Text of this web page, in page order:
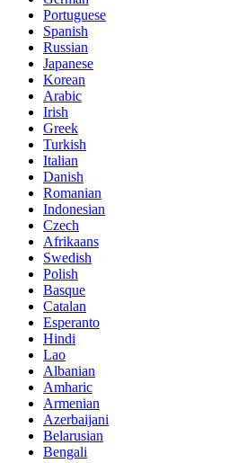
Portuguese
Spanish
Russian
Japanese
Korean
Arabic
Irish
Greek
Turkish
Italian
Danish
Romanian
Indonesian
Czech
Afrikaans
Swedish
Polish
Basque
Catalan
Esperanto
Hindi
Lao
Albanian
Amharic
Armenian
Azerbaijani
Belarusian
Bengali